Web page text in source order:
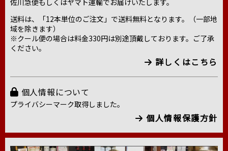
佐川急便もしくはヤマト運輸でお届けいたします。
送料は、「12本単位のご注文」で送料無料となります。（一部地
域を除きます）
※クール便の場合は料金330円は別途頂戴しております。ご了承
ください。
詳しくはこちら
個人情報について
プライバシーマーク取得しました。
個人情報保護方針